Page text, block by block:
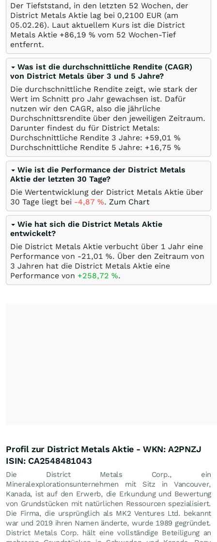
Der Tiefststand, in den letzten 52 Wochen, der
District Metals Aktie lag bei 0,2100 EUR (am
05.02.26). Laut aktuellem Kurs ist die District
Metals Aktie +86,19 % vom 52 Wochen-Tief
entfernt.
Was ist die durchschnittliche Rendite (CAGR)
von District Metals über 3 und 5 Jahre?
Die durchschnittliche Rendite zeigt, wie stark der
Wert im Schnitt pro Jahr gewachsen ist. Dafür
nutzen wir den CAGR, also die jährliche
Durchschnittsrendite über den jeweiligen Zeitraum.
Darunter findest du für District Metals:
Durchschnittliche Rendite 3 Jahre: +59,01 %
Durchschnittliche Rendite 5 Jahre: +16,75 %
Wie ist die Performance der District Metals
Aktie der letzten 30 Tage?
Die Wertentwicklung der District Metals Aktie über
30 Tage liegt bei -4,87 %. Zum Chart
Wie hat sich die District Metals Aktie
entwickelt?
Die District Metals Aktie verbucht über 1 Jahr eine
Performance von -21,01 %. Über den Zeitraum von
3 Jahren hat die District Metals Aktie eine
Performance von +258,72 %.
Profil zur District Metals Aktie - WKN: A2PNZJ
ISIN: CA2548481043
Die District Metals Corp., ein
Mineralexplorationsunternehmen mit Sitz in Vancouver,
Kanada, ist auf den Erwerb, die Erkundung und Bewertung
von Grundstücken mit natürlichen Ressourcen spezialisiert.
Die Firma, die ursprünglich als MK2 Ventures Ltd. bekannt
war und 2019 ihren Namen änderte, wurde 1989 gegründet.
District Metals Corp. hält eine vollständige Beteiligung an